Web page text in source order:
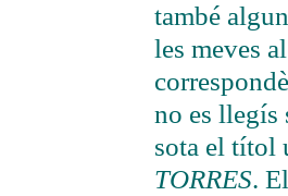
també
les meves
no es llegís
sota el títol
TORRES.